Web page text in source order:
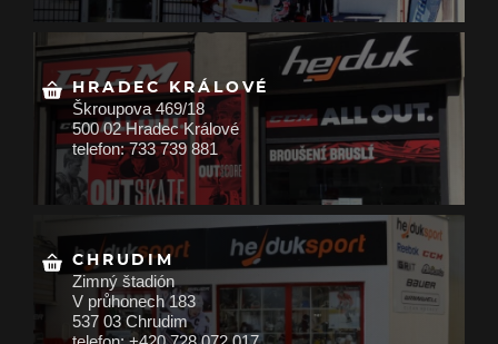
HRADEC KRÁLOVÉ
Škroupova 469/18
500 02 Hradec Králové
telefon: 733 739 881
CHRUDIM
Zimný štadión
V průhonech 183
537 03 Chrudim